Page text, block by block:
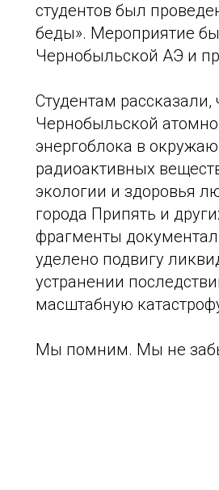
студентов был
беды». Мероприятие
Чернобыльской АЭ и
Студентам
Чернобыльской
энергоблока в
радиоактивных
экологии и здоровья
города Припять и
фрагменты
уделено подвигу
устранении
масштабную
Мы помним. Мы не